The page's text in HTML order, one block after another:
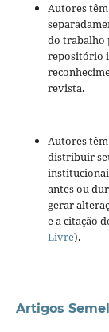
Autores
do trabalho
repositório
revista.
Autores
distribuir
antes ou
gerar
e a citação
Livre).
Artigos